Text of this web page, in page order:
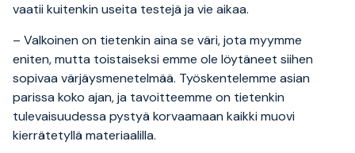
vaatii kuitenkin useita testejä ja vie aikaa.
– Valkoinen on tietenkin aina se väri, jota myymme
eniten, mutta toistaiseksi emme ole löytäneet siihen
sopivaa värjäysmenetelmää. Työskentelemme asian
parissa koko ajan, ja tavoitteemme on tietenkin
tulevaisuudessa pystyä korvaamaan kaikki muovi
kierrätetyllä materiaalilla.